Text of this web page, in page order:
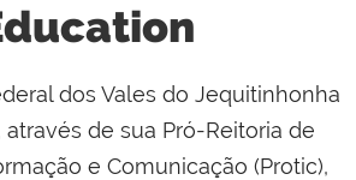
dos Vales do Jequitinhonha
através de sua Pró-Reitoria de
e Comunicação (Protic),